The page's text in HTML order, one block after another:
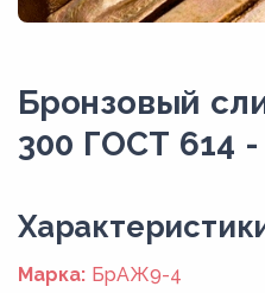
Бронзовый
300 ГОСТ 614
Марка: БрАЖ9-4